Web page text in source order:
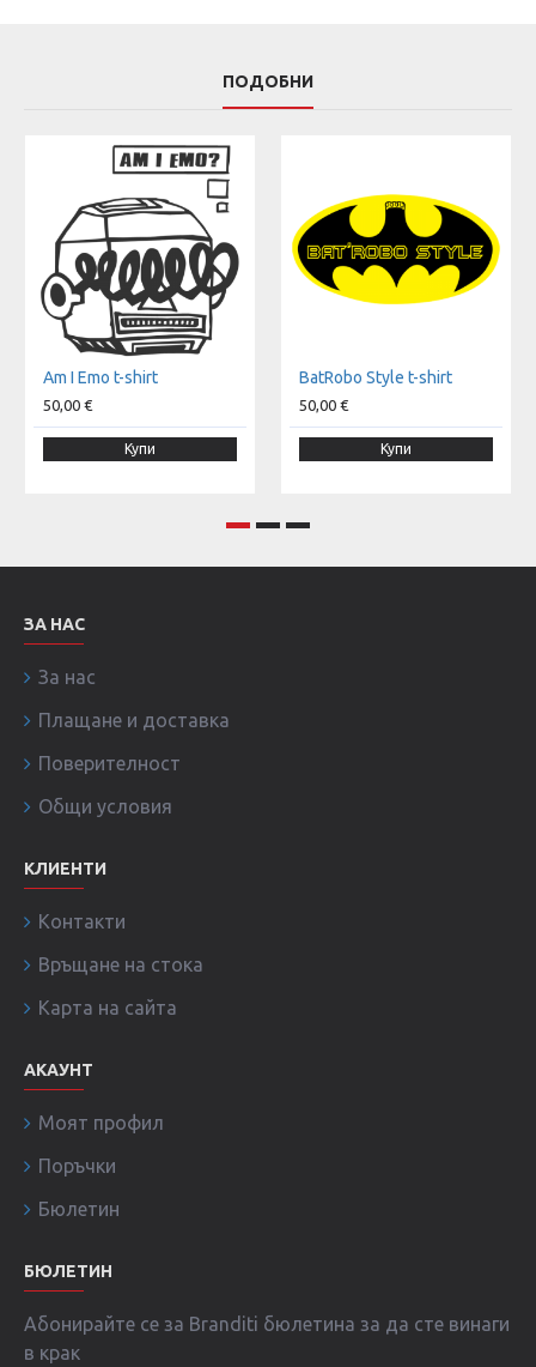
ПОДОБНИ
Am I Emo t-shirt
50,00 €
Купи
BatRobo Style t-shirt
50,00 €
Купи
ЗА НАС
За нас
Плащане и доставка
Поверителност
Общи условия
КЛИЕНТИ
Контакти
Връщане на стока
Карта на сайта
АКАУНТ
Моят профил
Поръчки
Бюлетин
БЮЛЕТИН
Абонирайте се за Branditi бюлетина за да сте винаги
в крак